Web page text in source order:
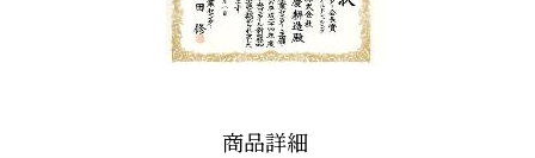
商品詳細